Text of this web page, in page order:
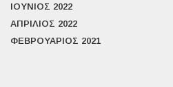
ΙΟΎΝΙΟΣ 2022
ΑΠΡΊΛΙΟΣ 2022
ΦΕΒΡΟΥΆΡΙΟΣ 2021